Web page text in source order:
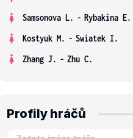
Samsonova L. - Rybakina E.
Kostyuk M. - Swiatek I.
Zhang J. - Zhu C.
Profily hráčů